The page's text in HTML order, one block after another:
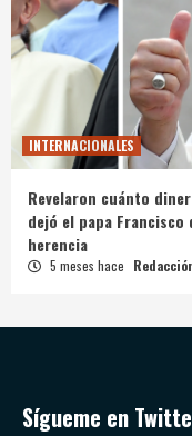
INTERNACIONALES
Revelaron cuánto
dejó el papa Francisco
herencia
5 meses hace
Sígueme en